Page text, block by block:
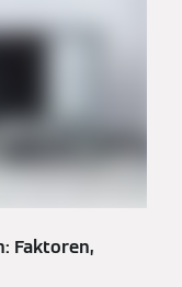
Faktoren,